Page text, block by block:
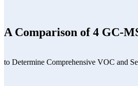
A Comparison of 4 GC-
to Determine Comprehensive VOC and